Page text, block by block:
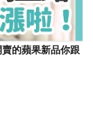
的蘋果新品你跟